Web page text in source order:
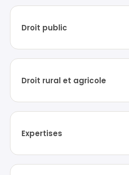
Droit public
Droit rural et agricole
Expertises